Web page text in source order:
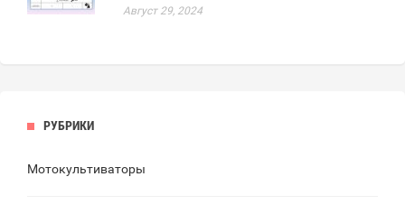
Август 29, 2024
РУБРИКИ
Мотокультиваторы